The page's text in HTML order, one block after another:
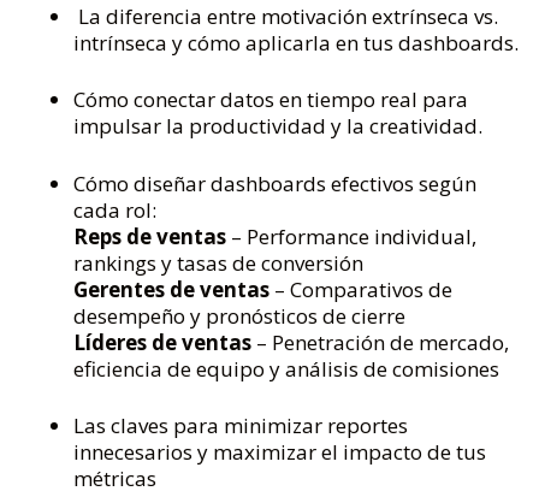
La diferencia entre motivación extrínseca vs.
intrínseca y cómo aplicarla en tus dashboards.
Cómo conectar datos en tiempo real para
impulsar la productividad y la creatividad.
Cómo diseñar dashboards efectivos según
cada rol:
Reps de ventas – Performance individual,
rankings y tasas de conversión
Gerentes de ventas – Comparativos de
desempeño y pronósticos de cierre
Líderes de ventas – Penetración de mercado,
eficiencia de equipo y análisis de comisiones
Las claves para minimizar reportes
innecesarios y maximizar el impacto de tus
métricas